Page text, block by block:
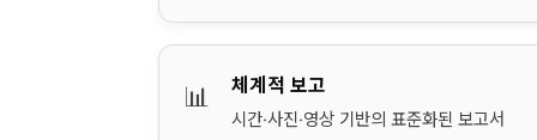
📊 체계적 보고
시간·사진·영상 기반의 표준화된 보고서